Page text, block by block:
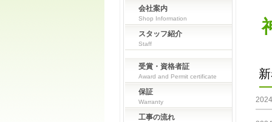
会社案内
Shop Information
スタッフ紹介
Staff
受賞・資格者証
Award and Permit certificate
保証
Warranty
工事の流れ